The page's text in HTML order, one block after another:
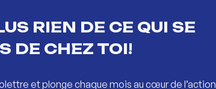
RIEN DE CE QUI SE
DE CHEZ TOI!
et plonge chaque mois au cœur de l’action